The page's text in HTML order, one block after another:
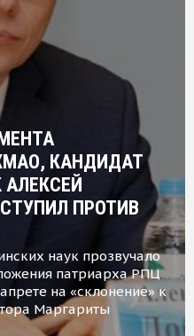
КАНДИДАТ
ПРОТИВ
наук прозвучало
патриарха РПЦ
на «склонение» к
Маргариты